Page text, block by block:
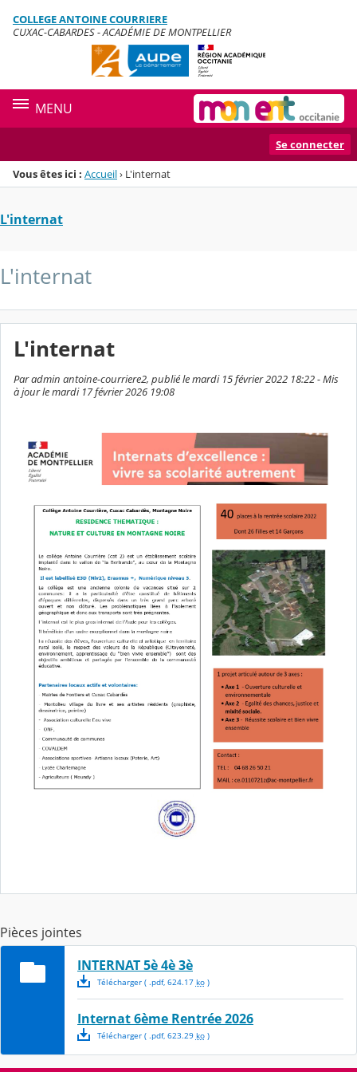
Menu de la rubrique
Contenu
COLLEGE ANTOINE COURRIERE
CUXAC-CABARDES - ACADÉMIE DE MONTPELLIER
MENU
Se connecter
Vous êtes ici : Accueil› L'internat
L'internat
L'internat
L'internat
Par admin antoine-courriere2, publié le mardi 15 février 2022 18:22 - Mis
à jour le mardi 17 février 2026 19:08
Pièces jointes
INTERNAT 5è 4è 3è
Télécharger( .pdf, 624.17 ko)
Internat 6ème Rentrée 2026
Télécharger( .pdf, 623.29 ko)